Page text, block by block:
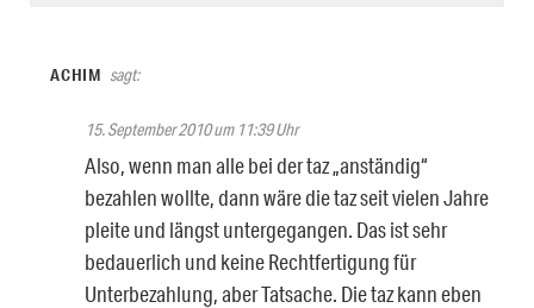
ACHIM sagt:
15. September 2010 um 11:39 Uhr
Also, wenn man alle bei der taz „anständig“
bezahlen wollte, dann wäre die taz seit vielen Jahre
pleite und längst untergegangen. Das ist sehr
bedauerlich und keine Rechtfertigung für
Unterbezahlung, aber Tatsache. Die taz kann eben